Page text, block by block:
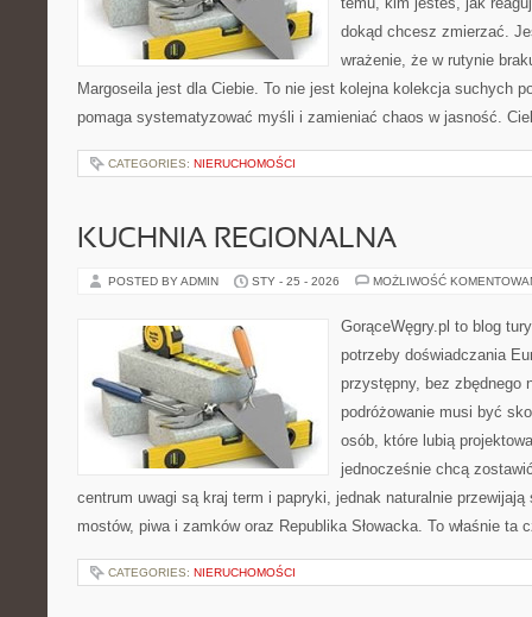
dokąd chcesz zmierzać.
wrażenie, że w rutynie
Margoseila jest dla Ciebie. To nie jest kolejna kolekcja suchych
pomaga systematyzować myśli i zamieniać chaos w jasność.
CATEGORIES: NIERUCHOMOŚCI
KUCHNIA REGIONALNA
POSTED BY ADMIN STY - 25 - 2026 MOŻLIWOŚĆ
GorąceWęgry.pl to blog
potrzeby doświadczania
przystępny, bez zbędnego
podróżowanie musi być
osób, które lubią
jednocześnie chcą
centrum uwagi są kraj term i papryki, jednak naturalnie
mostów, piwa i zamków oraz Republika Słowacka. To właśnie
CATEGORIES: NIERUCHOMOŚCI